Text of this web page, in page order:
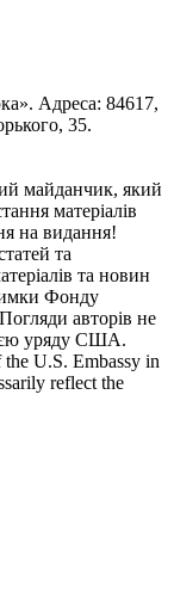
Адреса: 84617,
35.
майданчик, який
матеріалів
на видання!
та
та новин
Фонду
авторів не
уряду США.
U.S. Embassy in
reflect the